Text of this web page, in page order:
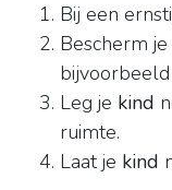
Bij een
Bescherm je
Leg je kind
ruimte.
Laat je kind